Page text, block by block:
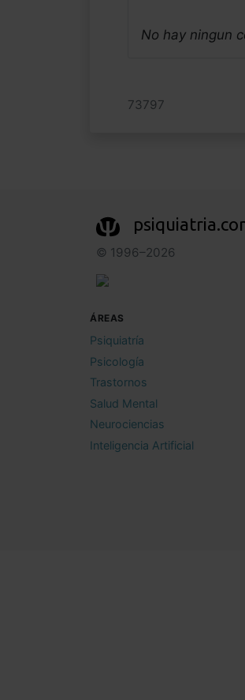
No hay ningun
73797
© 1996–2026
ÁREAS
Psiquiatría
Psicología
Trastornos
Salud Mental
Neurociencias
Inteligencia Artificial